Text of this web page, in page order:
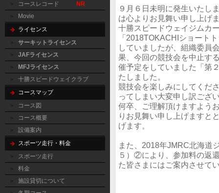
コースレコード
NR
Movie
ライセンス
サーキットライセンス
JAFライセンス
MFJライセンス
十勝スピードウェイクラブ
コースマップ
コース図
コース概要
設備案内
スポーツ走行・料金
スポーツ走行
料金
施設貸切について
９月６日未明に発生いたし
は心よりお見舞い申し上げ
十勝スピードウェイジムカ
「2018TOKACHIショート
していましたが、組織委員
果、今回の競技会を中止す
催予定をしていました「第
たしました。
競技会を楽しみにしてくだ
ってしまい大変申し訳ござ
何卒、ご理解頂けますよう
りお見舞い申し上げますと
げます。
また、2018年JMRC北海
５）②により、参加料の返
た皆さまにはご案内させて